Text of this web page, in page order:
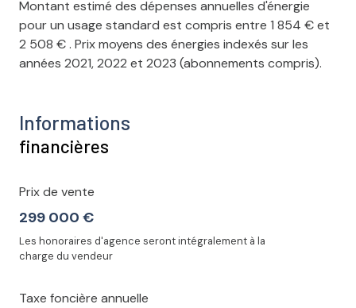
Montant estimé des dépenses annuelles d'énergie
pour un usage standard est compris entre 1 854 € et
2 508 € . Prix moyens des énergies indexés sur les
années 2021, 2022 et 2023 (abonnements compris).
Informations
financières
Prix de vente
299 000 €
Les honoraires d'agence seront intégralement à la
charge du vendeur
Taxe foncière annuelle